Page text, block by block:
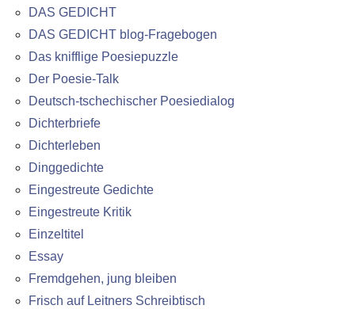
DAS GEDICHT
DAS GEDICHT blog-Fragebogen
Das knifflige Poesiepuzzle
Der Poesie-Talk
Deutsch-tschechischer Poesiedialog
Dichterbriefe
Dichterleben
Dinggedichte
Eingestreute Gedichte
Eingestreute Kritik
Einzeltitel
Essay
Fremdgehen, jung bleiben
Frisch auf Leitners Schreibtisch